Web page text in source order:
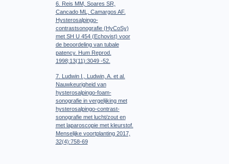
6. Reis MM, Soares SR,
Cancado ML, Camargos AF.
Hysterosalpingo-
contrastsonografie (HyCoSy)
met SH U 454 (Echovist) voor
de beoordeling van tubale
patency. Hum Reprod.
1998;13(11):3049 -52.
7. Ludwin I., Ludwin, A. et al.
Nauwkeurigheid van
hysterosalpingo-foam-
sonografie in vergelijking met
hysterosalpingo-contrast-
sonografie met lucht/zout en
met laparoscopie met kleurstof.
Menselijke voortplanting 2017,
32(4):758-69